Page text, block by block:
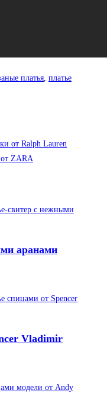
платья, платье
от Ralph Lauren
ZARA
аранами
Vladimir